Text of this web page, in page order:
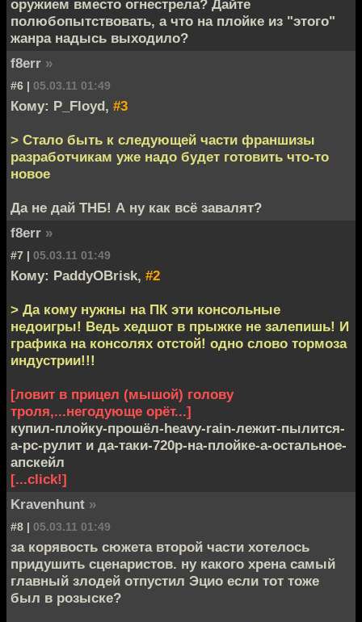
оружием вместо огнестрела? Дайте
полюбопытствовать, а что на плойке из "этого"
жанра надысь выходило?
f8err »
#6 | 05.03.11 01:49
Кому: P_Floyd, #3
> Стало быть к следующей части франшизы
разработчикам уже надо будет готовить что-то
новое
Да не дай ТНБ! А ну как всё завалят?
f8err »
#7 | 05.03.11 01:49
Кому: PaddyOBrisk, #2
> Да кому нужны на ПК эти консольные
недоигры! Ведь хедшот в прыжке не залепишь! И
графика на консолях отстой! одно слово тормоза
индустрии!!!
[ловит в прицел (мышой) голову
троля,...негодующе орёт...]
купил-плойку-прошёл-heavy-rain-лежит-пылится-
а-pc-рулит и да-таки-720р-на-плойке-а-остальное-
апскейл
[...click!]
Kravenhunt »
#8 | 05.03.11 01:49
за корявость сюжета второй части хотелось
придушить сценаристов. ну какого хрена самый
главный злодей отпустил Эцио если тот тоже
был в розыске?